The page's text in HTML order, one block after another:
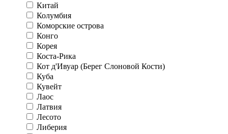
Китай
Колумбия
Коморские острова
Конго
Корея
Коста-Рика
Кот д'Ивуар (Берег Слоновой Кости)
Куба
Кувейт
Лаос
Латвия
Лесото
Либерия